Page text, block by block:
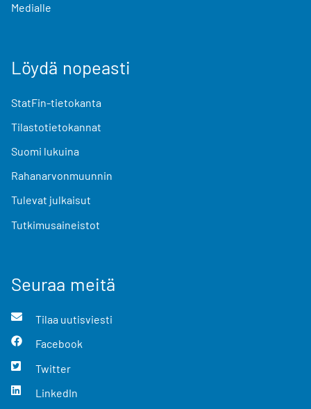
Medialle
Löydä nopeasti
StatFin-tietokanta
Tilastotietokannat
Suomi lukuina
Rahanarvonmuunnin
Tulevat julkaisut
Tutkimusaineistot
Seuraa meitä
Tilaa uutisviesti
Facebook
Twitter
LinkedIn